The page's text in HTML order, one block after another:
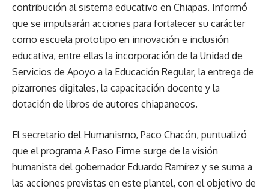
contribución al sistema educativo en Chiapas. Informó
que se impulsarán acciones para fortalecer su carácter
como escuela prototipo en innovación e inclusión
educativa, entre ellas la incorporación de la Unidad de
Servicios de Apoyo a la Educación Regular, la entrega de
pizarrones digitales, la capacitación docente y la
dotación de libros de autores chiapanecos.
El secretario del Humanismo, Paco Chacón, puntualizó
que el programa A Paso Firme surge de la visión
humanista del gobernador Eduardo Ramírez y se suma a
las acciones previstas en este plantel, con el objetivo de